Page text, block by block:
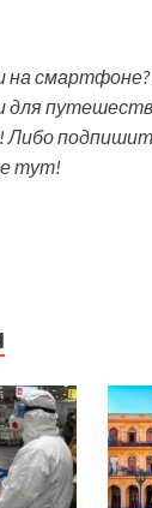
для
Либо
тут!